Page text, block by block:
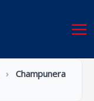
›
Champunera